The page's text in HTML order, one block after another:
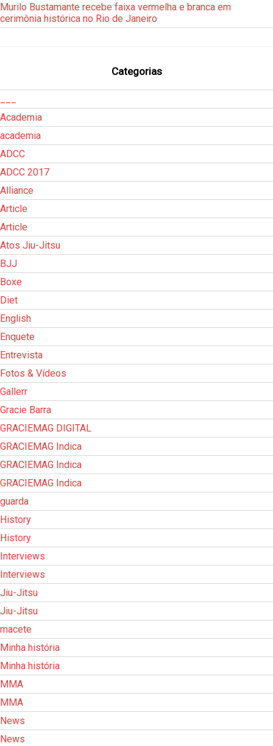
Murilo Bustamante recebe faixa vermelha e branca em
cerimônia histórica no Rio de Janeiro
Categorias
Academia
academia
ADCC
ADCC 2017
Alliance
Article
Article
Atos Jiu-Jitsu
BJJ
Boxe
Diet
English
Enquete
Entrevista
Fotos & Vídeos
Gallerr
Gracie Barra
GRACIEMAG DIGITAL
GRACIEMAG Indica
GRACIEMAG Indica
GRACIEMAG Indica
guarda
History
History
Interviews
Interviews
Jiu-Jitsu
Jiu-Jitsu
macete
Minha história
Minha história
MMA
MMA
News
News